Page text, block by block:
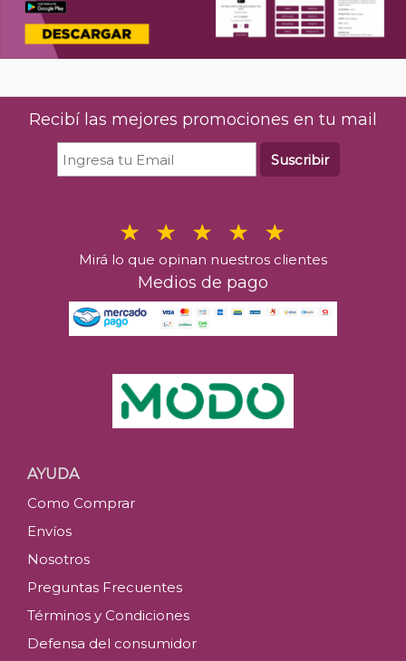
Recibí las mejores promociones en tu mail
Suscribir
Mirá lo que opinan nuestros clientes
Medios de pago
AYUDA
Como Comprar
Envíos
Nosotros
Preguntas Frecuentes
Términos y Condiciones
Defensa del consumidor